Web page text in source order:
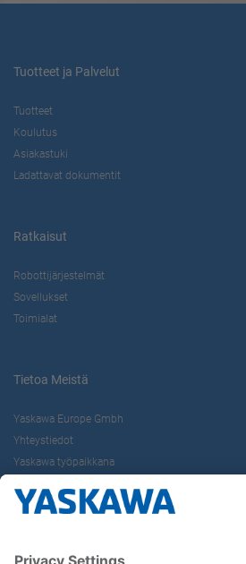
Tuotteet ja Palvelut
Tuotteet
Koulutus
Asiakastuki
Ladattavat dokumentit
Ratkaisut
Robottijärjestelmät
Sovellukset
Toimialat
Tietoa Meistä
Yaskawa Europe Gmbh
Yhteystiedot
Yaskawa työpaikkana